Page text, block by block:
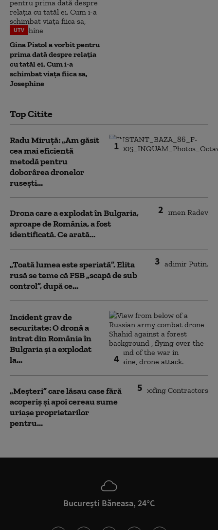
UTV
Gina Pistol a vorbit pentru
prima dată despre relația
cu tatăl ei. Cum i-a
schimbat viața fiica sa,
Josephine
Top Citite
1
Radu Miruță: „Am găsit
cea mai eficientă
metodă pentru
doborârea dronelor
rusești...
2
Drona care a explodat în Bulgaria,
aproape de România, a fost
identificată. Ce arată...
3
„Toată lumea este speriată”. Elita
rusă se teme că FSB „scapă de sub
control”, după ce...
4
Incident grav de
securitate: O dronă a
intrat din România în
Bulgaria şi a explodat
la...
5
„Meșteri” care lăsau case fără
acoperiș și apoi cereau sume
uriașe proprietarilor
pentru...
București Băneasa, 24°C